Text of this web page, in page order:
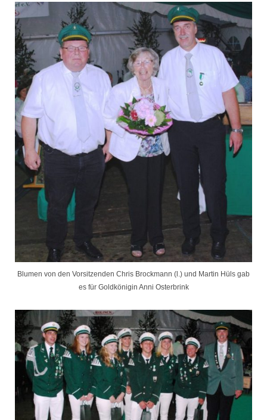
Blumen von den Vorsitzenden Chris Brockmann (l.) und Martin Hüls gab
es für Goldkönigin Anni Osterbrink